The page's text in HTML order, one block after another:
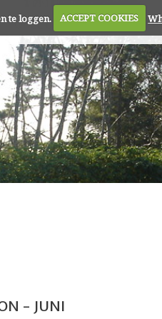
te loggen. ACCEPT COOKIES
te loggen. ACCEPT COOKIES
ONZE DIENSTEN
- JUNI